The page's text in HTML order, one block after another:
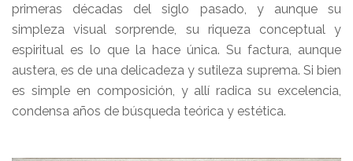
primeras décadas del siglo pasado, y aunque su
simpleza visual sorprende, su riqueza conceptual y
espiritual es lo que la hace única. Su factura, aunque
austera, es de una delicadeza y sutileza suprema. Si bien
es simple en composición, y allí radica su excelencia,
condensa años de búsqueda teórica y estética.